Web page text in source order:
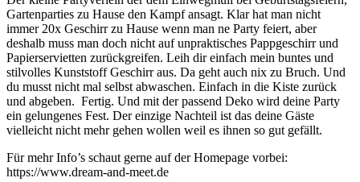
Gartenparties zu Hause den Kampf ansagt. Klar hat man nicht
immer 20x Geschirr zu Hause wenn man ne Party feiert, aber
deshalb muss man doch nicht auf unpraktisches Pappgeschirr und
Papierservietten zurückgreifen. Leih dir einfach mein buntes und
stilvolles Kunststoff Geschirr aus. Da geht auch nix zu Bruch. Und
du musst nicht mal selbst abwaschen. Einfach in die Kiste zurück
und abgeben. Fertig. Und mit der passend Deko wird deine Party
ein gelungenes Fest. Der einzige Nachteil ist das deine Gäste
vielleicht nicht mehr gehen wollen weil es ihnen so gut gefällt.
Für mehr Info’s schaut gerne auf der Homepage vorbei:
https://www.dream-and-meet.de